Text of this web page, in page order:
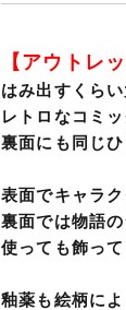
【アウトレ
はみ出すくら
レトロなコミ
裏面にも同じ
表面でキャラ
裏面では物語の
使っても飾って
釉薬も絵柄に